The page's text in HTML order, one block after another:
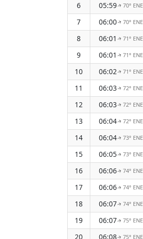
6
05:59↑70° ENE
7
06:00↑70° ENE
8
06:01 ↑71° ENE
9
06:01 ↑71° ENE
10
06:02↑71° ENE
11
06:03↑72° ENE
12
06:03↑72° ENE
13
06:04↑72° ENE
14
06:04↑73° ENE
15
06:05↑73° ENE
16
06:06↑ 74° ENE
17
06:06↑ 74° ENE
18
06:07↑ 74° ENE
19
06:07↑ 75° ENE
20
06:08↑ 75° ENE